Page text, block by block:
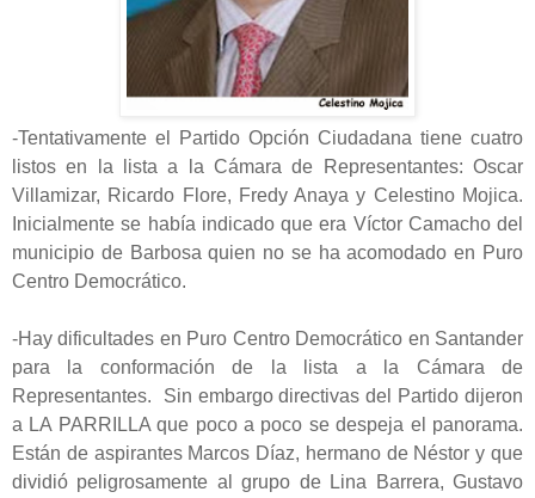
-Tentativamente el Partido Opción Ciudadana tiene cuatro
listos en la lista a la Cámara de Representantes: Oscar
Villamizar, Ricardo Flore, Fredy Anaya y Celestino Mojica.
Inicialmente se había indicado que era Víctor Camacho del
municipio de Barbosa quien no se ha acomodado en Puro
Centro Democrático.
-Hay dificultades en Puro Centro Democrático en Santander
para la conformación de la lista a la Cámara de
Representantes. Sin embargo directivas del Partido dijeron
a LA PARRILLA que poco a poco se despeja el panorama.
Están de aspirantes Marcos Díaz, hermano de Néstor y que
dividió peligrosamente al grupo de Lina Barrera, Gustavo